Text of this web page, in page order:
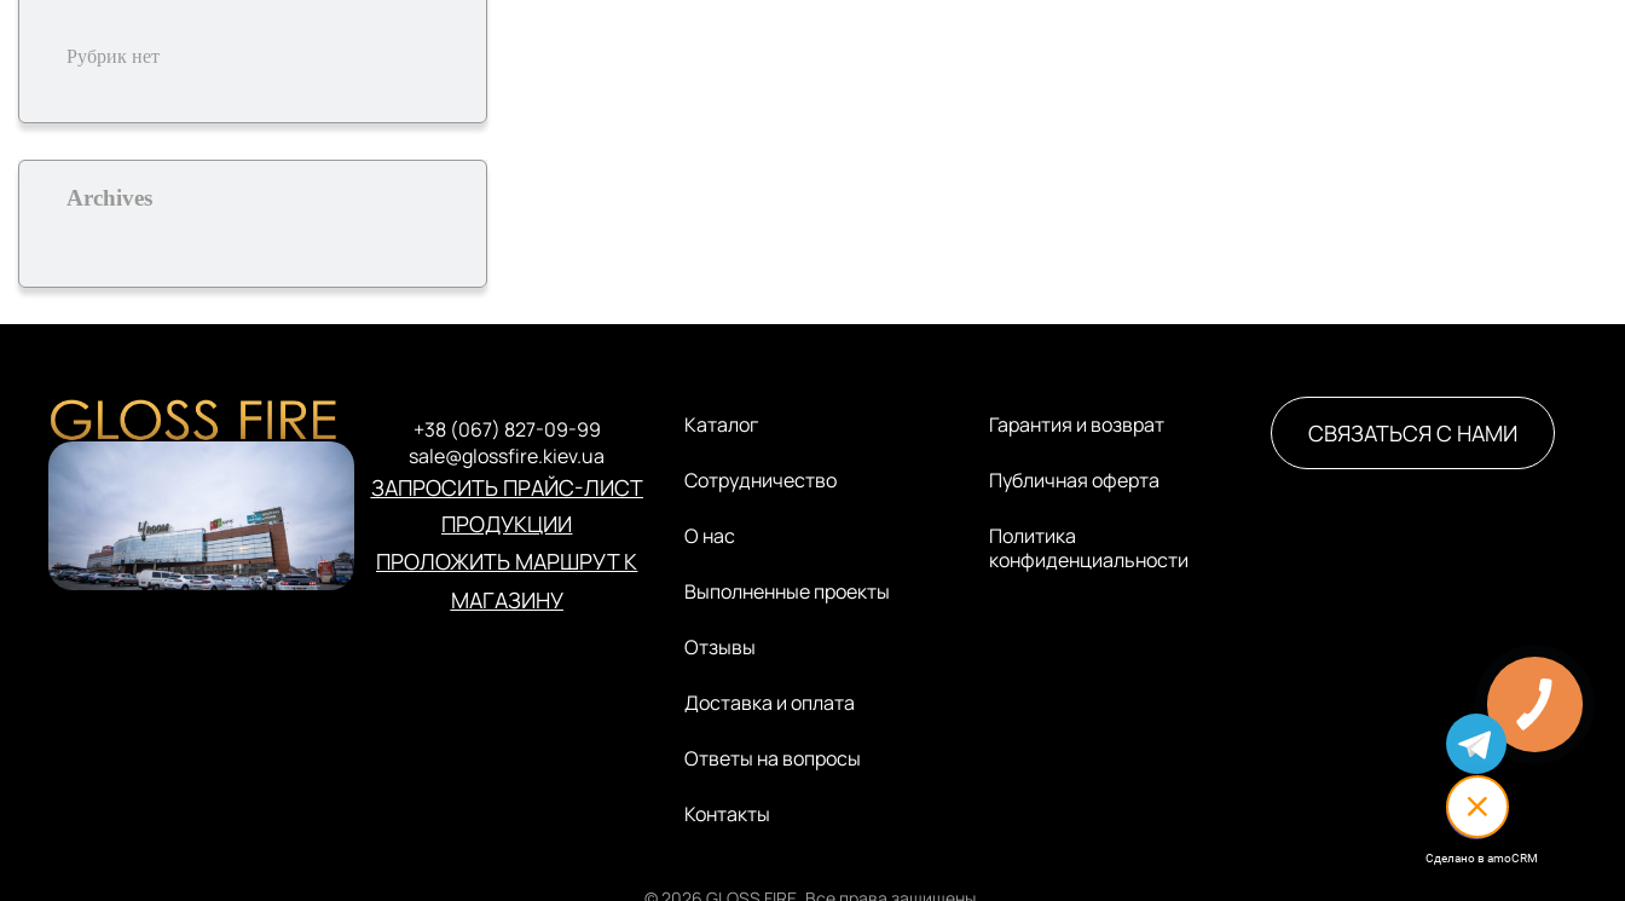
Рубрик нет
Archives
+38 (067) 827-09-99
sale@glossfire.kiev.ua
ЗАПРОСИТЬ ПРАЙС-ЛИСТ
ПРОДУКЦИИ
ПРОЛОЖИТЬ МАРШРУТ К
МАГАЗИНУ
Каталог
Сотрудничество
О нас
Выполненные проекты
Отзывы
Доставка и оплата
Ответы на вопросы
Контакты
Гарантия и возврат
Публичная оферта
Политика
конфиденциальности
СВЯЗАТЬСЯ С НАМИ
Сделано в amoCRM